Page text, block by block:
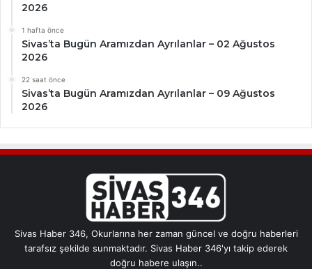
2026
1 hafta önce
Sivas’ta Bugün Aramızdan Ayrılanlar – 02 Ağustos
2026
22 saat önce
Sivas’ta Bugün Aramızdan Ayrılanlar – 09 Ağustos
2026
Sivas Haber 346, Okurlarına her zaman güncel ve doğru haberleri
tarafsız şekilde sunmaktadır. Sivas Haber 346'yı takip ederek
doğru habere ulaşın..